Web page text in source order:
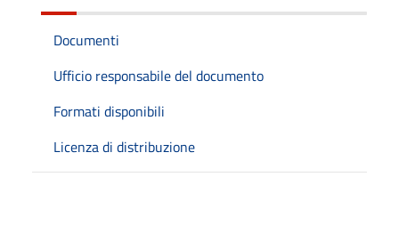
Documenti
Ufficio responsabile del documento
Formati disponibili
Licenza di distribuzione